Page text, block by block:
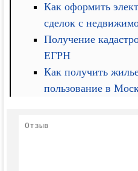
Как оформить
сделок с
Получение
ЕГРН
Как получить
пользование в